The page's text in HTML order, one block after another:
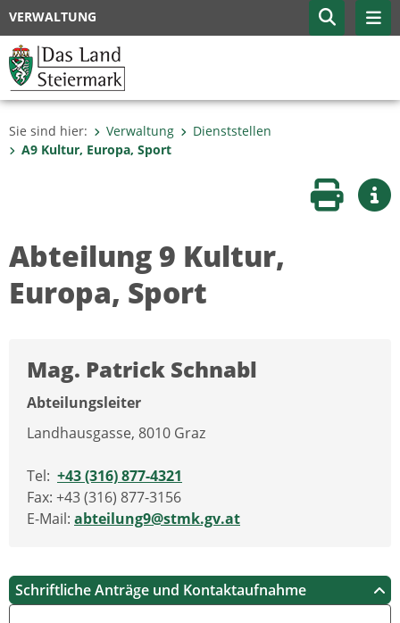
VERWALTUNG
Sie sind hier: Verwaltung
Dienststellen
A9 Kultur, Europa, Sport
Seite
Abteilung 9 Kultur,
Europa, Sport
Mag. Patrick Schnabl
Abteilungsleiter
Landhausgasse, 8010 Graz
Tel: +43 (316) 877-4321
Fax: +43 (316) 877-3156
E-Mail: abteilung9@stmk.gv.at
Schriftliche Anträge und Kontaktaufnahme